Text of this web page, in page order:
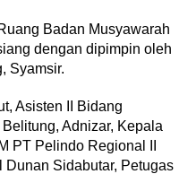
Badan Musyawarah
dengan dipimpin oleh
Syamsir.
Asisten II Bidang
Adnizar, Kepala
PT Pelindo Regional II
Sidabutar, Petugas